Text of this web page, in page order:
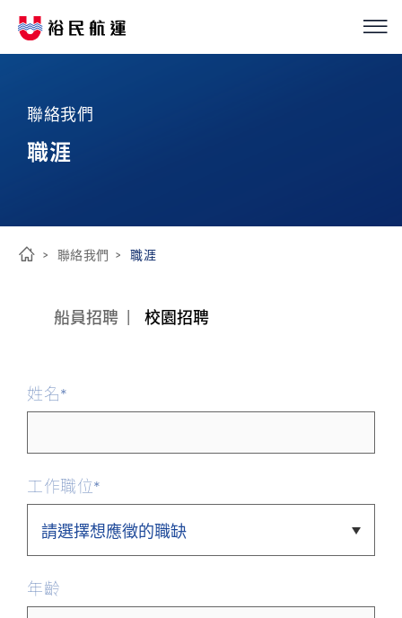
ESG
關於裕民
聯絡我們
職涯
聯絡我們 職涯
船員招聘 校園招聘
姓名*
工作職位*
年齡